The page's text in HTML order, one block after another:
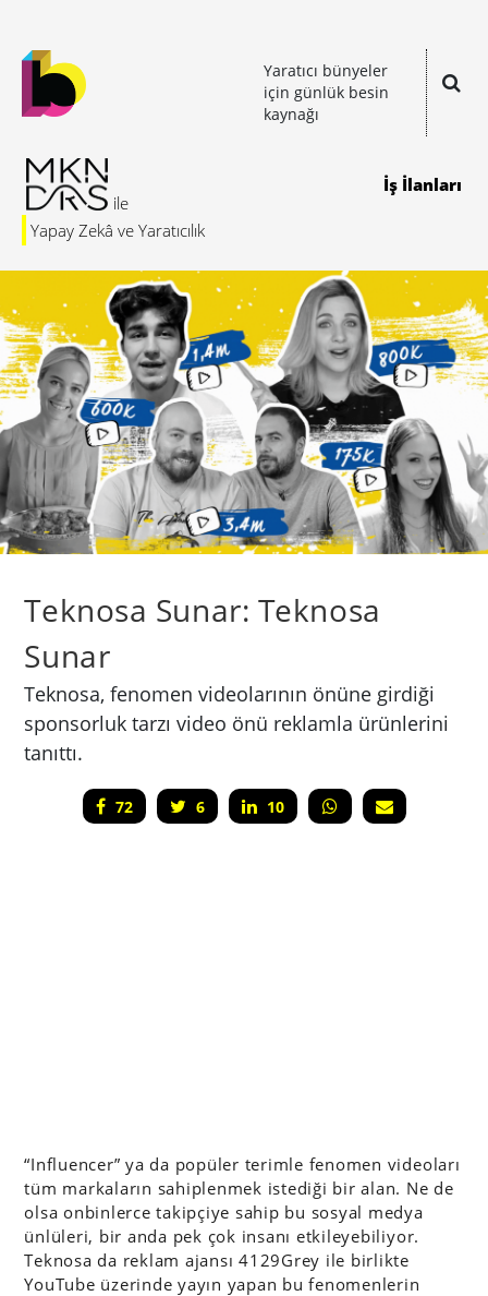
Yaratıcı bünyeler
için günlük besin
kaynağı
Yapay Zekâ ve Yaratıcılık
İş İlanları
Teknosa Sunar: Teknosa
Sunar
Teknosa, fenomen videolarının önüne girdiği
sponsorluk tarzı video önü reklamla ürünlerini
tanıttı.
72 6 10
“Influencer” ya da popüler terimle fenomen videoları
tüm markaların sahiplenmek istediği bir alan. Ne de
olsa onbinlerce takipçiye sahip bu sosyal medya
ünlüleri, bir anda pek çok insanı etkileyebiliyor.
Teknosa da reklam ajansı 4129Grey ile birlikte
YouTube üzerinde yayın yapan bu fenomenlerin